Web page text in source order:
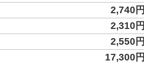
2,740円
2,310円
2,550円
17,300円